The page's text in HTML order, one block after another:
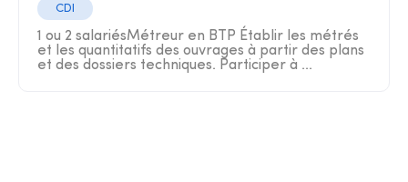
CDI
1 ou 2 salariésMétreur en BTP Établir les métrés
et les quantitatifs des ouvrages à partir des plans
et des dossiers techniques. Participer à ...